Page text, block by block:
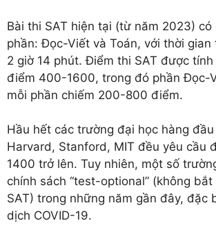
Bài thi SAT hiện tại (từ năm 2023) có
phần: Đọc-Viết và Toán, với thời gian
2 giờ 14 phút. Điểm thi SAT được
điểm 400-1600, trong đó phần Đọc-
mỗi phần chiếm 200-800 điểm.
Hầu hết các trường đại học hàng
Harvard, Stanford, MIT đều yêu cầu
1400 trở lên. Tuy nhiên, một số
chính sách “test-optional” (không
SAT) trong những năm gần đây, đặc
dịch COVID-19.